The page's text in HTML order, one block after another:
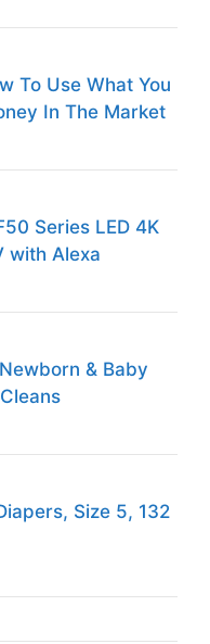
To Use What You
In The Market
Series LED 4K
with Alexa
& Baby
Size 5, 132